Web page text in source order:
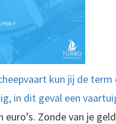
kun jij de
in dit geval een
Zonde van je